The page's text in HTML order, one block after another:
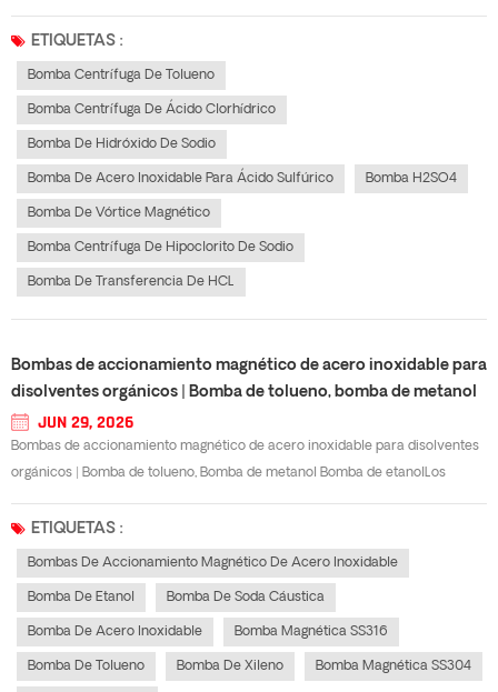
tipos comunes de bombas industriales: bomba centrífuga para tolueno,
bomba de acero in...
ETIQUETAS :
Bomba Centrífuga De Tolueno
Bomba Centrífuga De Ácido Clorhídrico
Bomba De Hidróxido De Sodio
Bomba De Acero Inoxidable Para Ácido Sulfúrico Bomba H2SO4
Bomba De Vórtice Magnético
Bomba Centrífuga De Hipoclorito De Sodio
Bomba De Transferencia De HCL
Bombas de accionamiento magnético de acero inoxidable para
disolventes orgánicos | Bomba de tolueno, bomba de metanol
y bomba de etanol
JUN 29, 2026
Bombas de accionamiento magnético de acero inoxidable para disolventes
orgánicos | Bomba de tolueno, Bomba de metanol Bomba de etanolLos
equipos de bombeo a prueba de fugas para evitar riesgos de incendio y
ETIQUETAS :
Bombas De Accionamiento Magnético De Acero Inoxidable
Bomba De Etanol Bomba De Soda Cáustica
Bomba De Acero Inoxidable Bomba Magnética SS316
Bomba De Tolueno Bomba De Xileno Bomba Magnética SS304